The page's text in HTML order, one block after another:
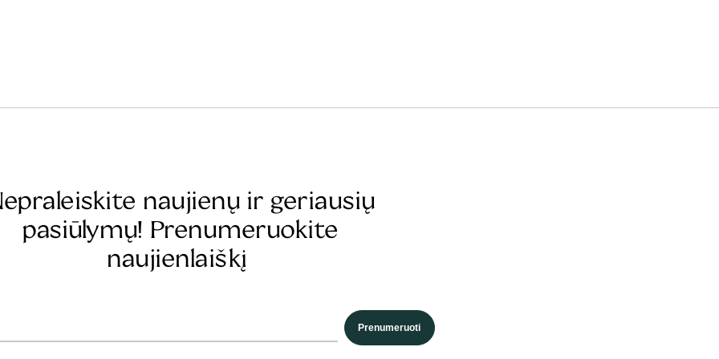
naujienų ir geriausių
pasiūlymų! Prenumeruokite
naujienlaiškį
Prenumeruoti